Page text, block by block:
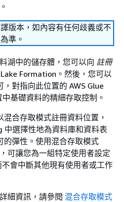
版本，如內容有任何歧義或不
準。
湖中的儲存體，您可以向 註冊
Lake Formation。然後，您可以
對指向此位置的 AWS Glue
基礎資料的精細存取控制。
合存取模式註冊資料位置，
選擇性地為資料庫和資料表
彈性。使用混合存取模式
可讓您為一組特定使用者設定
會中斷其他現有使用者或工作
細資訊，請參閱 混合存取模式